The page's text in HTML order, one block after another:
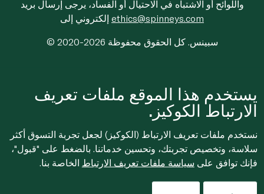
واللوائح أو الاشتباه في الاحتيال أو الفساد، يرجى إرسال بريد
ethics@spinneys.com
© 2020-2026 سبينس. كل الحقوق محفوظة
يستخدم هذا الموقع ملفات تعريف
الارتباط الكوكيز.
نستخدم ملفات تعريف الارتباط (الكوكيز) لجعل تجربة التسوق أكثر
سلاسة، وتخصيص تجربتك، وتحسين خدماتنا. بالضغط على "قبول"،
فإنك توافق على سياسة ملفات تعريف الارتباط الخاصة بنا.